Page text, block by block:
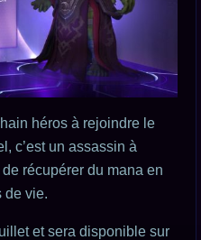
héros à rejoindre le
c’est un assassin à
récupérer du mana en
de vie.
et sera disponible sur